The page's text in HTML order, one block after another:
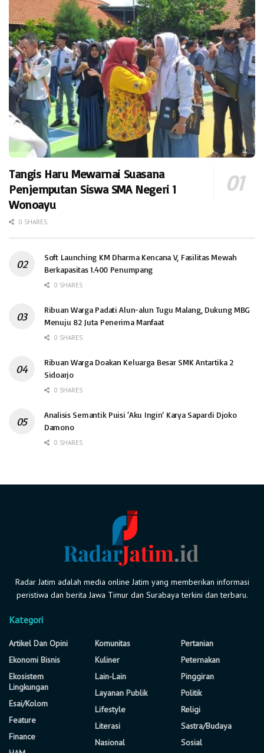
Tangis Haru Mewarnai Suasana
Penjemputan Siswa SMA Negeri 1
Wonoayu
0 SHARES
Soft Launching KM Dharma Kencana V, Fasilitas Mewah
Berkapasitas 1.400 Penumpang
0 SHARES
Ribuan Warga Padati Alun-alun Tugu Malang, Dukung MBG
Menuju 82 Juta Penerima Manfaat
0 SHARES
Ribuan Warga Doakan Keluarga Besar SMK Antartika 2
Sidoarjo
0 SHARES
Analisis Semantik Puisi ‘Aku Ingin’ Karya Sapardi Djoko
Damono
0 SHARES
Radar Jatim adalah media online Jatim yang memberikan informasi
peristiwa dan berita Jawa Timur dan Surabaya terkini dan terbaru.
Kategori
Artikel Dan Opini
Ekonomi Bisnis
Ekosistem
Lingkungan
Esai/Kolom
Feature
Finance
Komunitas
Kuliner
Lain-Lain
Layanan Publik
Lifestyle
Literasi
Nasional
Pertanian
Peternakan
Pinggiran
Politik
Religi
Sastra/Budaya
Sosial